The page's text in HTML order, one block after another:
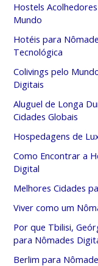
Hostels
Mundo
Hotéis para
Tecnológica
Colivings pelo
Digitais
Aluguel de Longa
Cidades Globais
Hospedagens de
Como Encontrar a
Digital
Melhores Cidades
Viver como um
Por que Tbilisi,
para Nômades
Berlim para